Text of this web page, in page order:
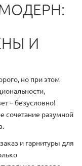
И
но при этом
– безусловно!
сочетание разумной
и гарнитуры для